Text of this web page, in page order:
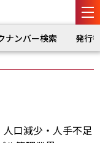
ナンバー検索 発行
人口減少・人手不足